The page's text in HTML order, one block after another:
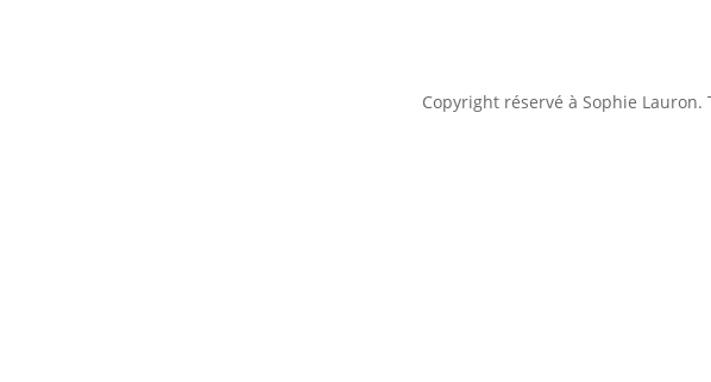
Copyright réservé à Sophie